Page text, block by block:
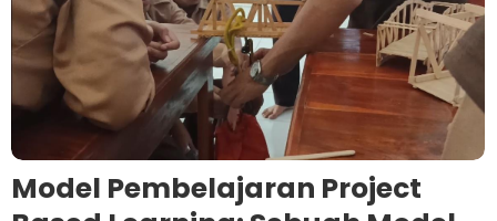
Model Pembelajaran Project